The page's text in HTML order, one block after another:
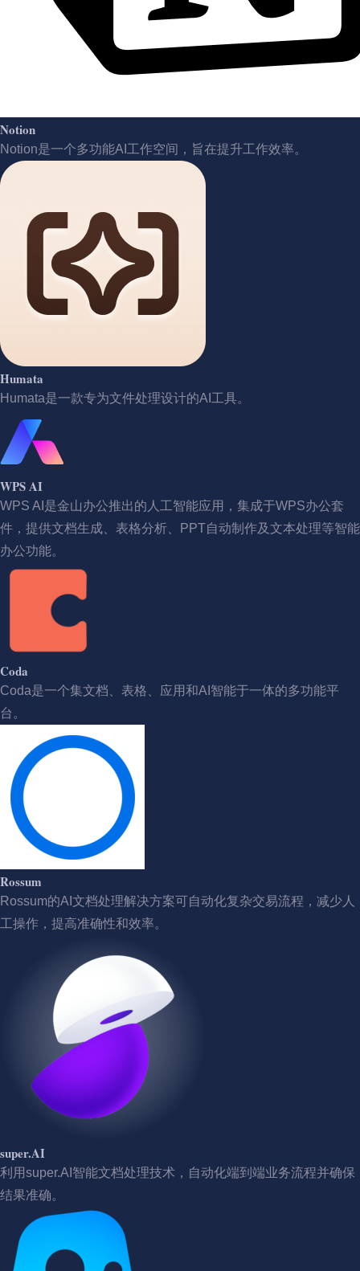
Notion
Notion是一个多功能AI工作空间，旨在提升工作效率。
Humata
Humata是一款专为文件处理设计的AI工具。
WPS AI
WPS AI是金山办公推出的人工智能应用，集成于WPS办公套
件，提供文档生成、表格分析、PPT自动制作及文本处理等智能
办公功能。
Coda
Coda是一个集文档、表格、应用和AI智能于一体的多功能平
台。
Rossum
Rossum的AI文档处理解决方案可自动化复杂交易流程，减少人
工操作，提高准确性和效率。
super.AI
利用super.AI智能文档处理技术，自动化端到端业务流程并确保
结果准确。